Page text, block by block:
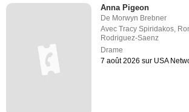
Anna Pigeon
De Morwyn Brebner
AvecTracy Spiridakos,
Rodriguez-Saenz
Drame
7 août 2026 sur USA